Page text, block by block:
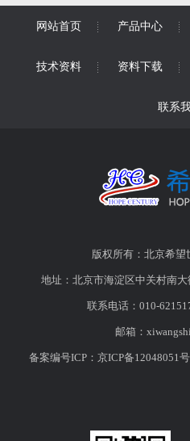
网站首页 产品中心
技术资料 资料下载
联系
版权所有：北京希望
地址：北京市海淀区中关村南
联系电话：010-
邮箱：
备案编号ICP：京ICP备12048051